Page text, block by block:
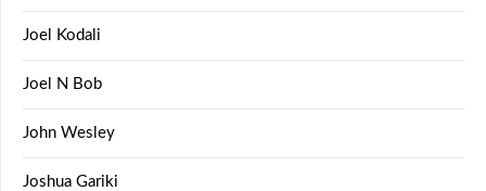
Joel Kodali
Joel N Bob
John Wesley
Joshua Gariki